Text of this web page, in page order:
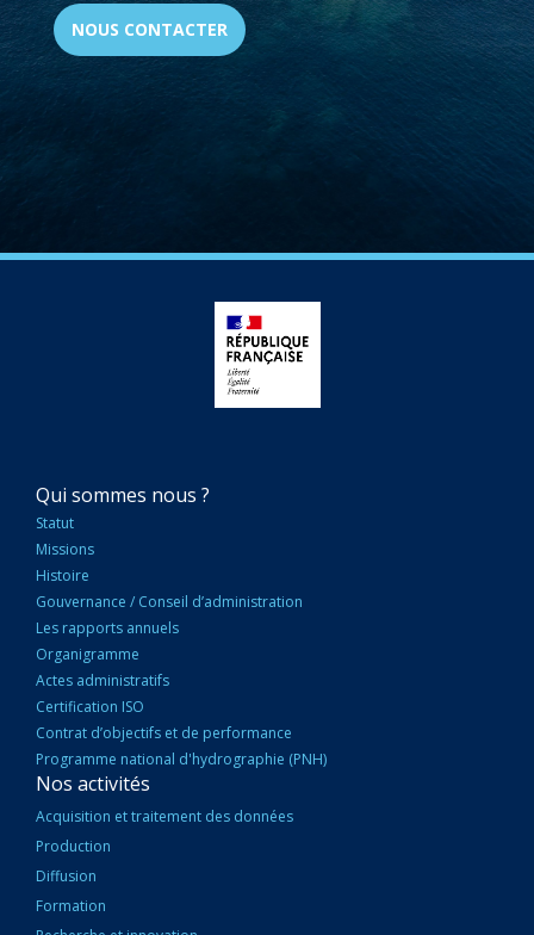
NOUS CONTACTER
NAVIGATION
PRINCIPALE
Qui sommes nous ?
Statut
Missions
Histoire
Gouvernance / Conseil d’administration
Les rapports annuels
Organigramme
Actes administratifs
Certification ISO
Contrat d’objectifs et de performance
Programme national d'hydrographie (PNH)
Nos activités
Acquisition et traitement des données
Production
Diffusion
Formation